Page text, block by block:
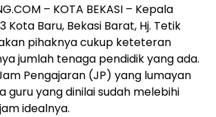
– KOTA BEKASI – Kepala
Kota Baru, Bekasi Barat, Hj. Tetik
pihaknya cukup keteteran
jumlah tenaga pendidik yang ada.
Pengajaran (JP) yang lumayan
guru yang dinilai sudah melebihi
idealnya.